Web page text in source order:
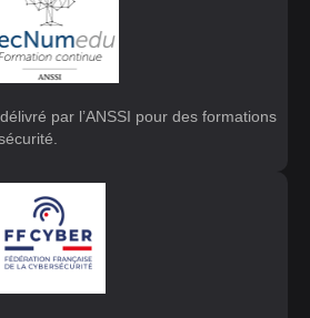
par l’ANSSI pour des formations